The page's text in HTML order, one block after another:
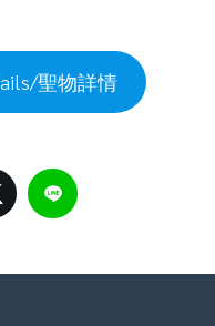
聖物詳情